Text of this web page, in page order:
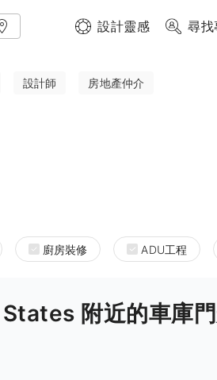
設計靈感 尋找
設計師 房地產仲介
廚房裝修 ADU工程
附近的車庫門